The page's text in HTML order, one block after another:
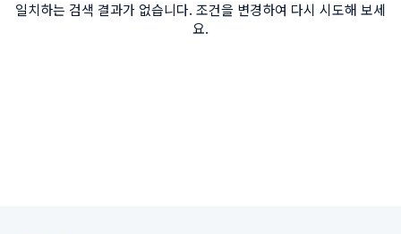
일치하는 검색 결과가 없습니다. 조건을 변경하여 다시 시도해 보세
요.